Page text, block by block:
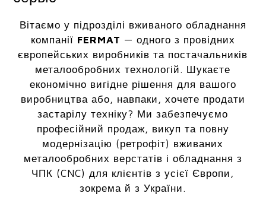
Вітаємо у підрозділі вживаного обладнання
компанії FERMAT — одного з провідних
європейських виробників та постачальників
металообробних технологій. Шукаєте
економічно вигідне рішення для вашого
виробництва або, навпаки, хочете продати
застарілу техніку? Ми забезпечуємо
професійний продаж, викуп та повну
модернізацію (ретрофіт) вживаних
металообробних верстатів і обладнання з
ЧПК (CNC) для клієнтів з усієї Європи,
зокрема й з України.